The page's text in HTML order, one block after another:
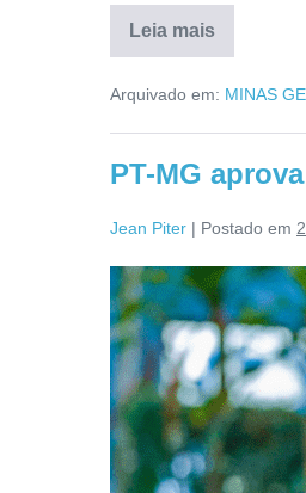
Leia mais
Arquivado em: MINAS
PT-MG
Jean Piter | Postado em